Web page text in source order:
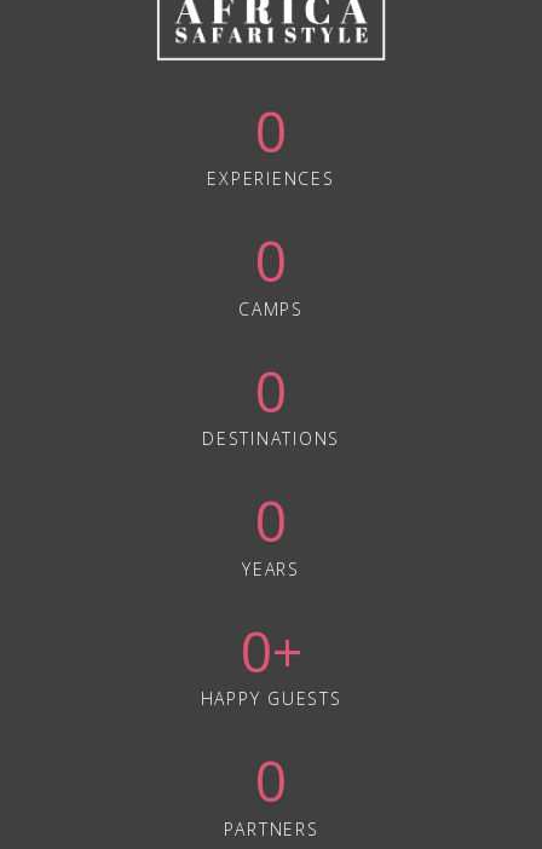
0
EXPERIENCES
0
CAMPS
0
DESTINATIONS
0
YEARS
0+
HAPPY GUESTS
0
PARTNERS